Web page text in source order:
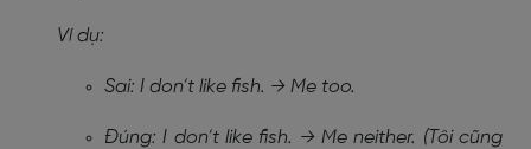
Ví dụ:
Sai: I don’t like fish. → Me too.
Đúng: I don’t like fish. → Me neither. (Tôi cũng